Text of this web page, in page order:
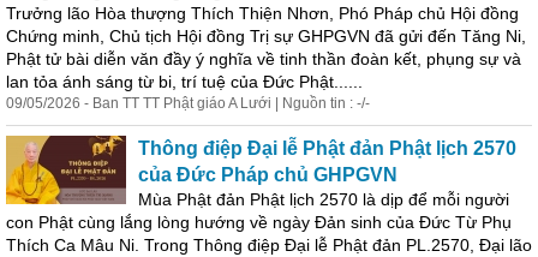
Trưởng lão Hòa thượng Thích Thiện Nhơn, Phó Pháp chủ Hội đồng
Chứng minh, Chủ tịch Hội đồng Trị sự GHPGVN đã gửi đến Tăng Ni,
Phật tử bài diễn văn đầy ý nghĩa về tinh thần đoàn kết, phụng sự và
lan tỏa ánh sáng từ bi, trí tuệ của Đức Phật
09/05/2026 - Ban TT TT Phật giáo A Lưới | Nguồn tin : -/-
Thông điệp Đại lễ Phật đản Phật lịch 2570
của Đức Pháp chủ GHPGVN
Mùa Phật đản Phật lịch 2570 là dịp để mỗi người
con Phật cùng lắng lòng hướng về ngày Đản sinh của Đức Từ Phụ
Thích Ca Mâu Ni. Trong Thông điệp Đại lễ Phật đản PL.2570, Đại lão